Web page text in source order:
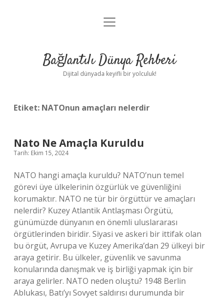
Anasayfa
Yasal Uyarı
menüyü
Bağlantılı Dünya Rehberi
Dijital dünyada keyifli bir yolculuk!
Etiket: NATOnun amaçları nelerdir
Nato Ne Amaçla Kuruldu
Tarih: Ekim 15, 2024
NATO hangi amaçla kuruldu? NATO’nun temel
görevi üye ülkelerinin özgürlük ve güvenliğini
korumaktır. NATO ne tür bir örgüttür ve amaçları
nelerdir? Kuzey Atlantik Antlaşması Örgütü,
günümüzde dünyanın en önemli uluslararası
örgütlerinden biridir. Siyasi ve askeri bir ittifak olan
bu örgüt, Avrupa ve Kuzey Amerika’dan 29 ülkeyi bir
araya getirir. Bu ülkeler, güvenlik ve savunma
konularında danışmak ve iş birliği yapmak için bir
araya gelirler. NATO neden oluştu? 1948 Berlin
Ablukası, Batı’yı Sovyet saldırısı durumunda bir